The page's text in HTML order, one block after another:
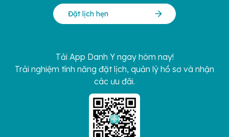
Đặt lịch hẹn
Tải App Danh Y ngay hôm nay!
Trải nghiệm tính năng đặt lịch, quản lý hồ sơ và nhận
các ưu đãi.